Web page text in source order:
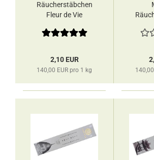
Räucherstäbchen
Fleur de Vie
2,10 EUR
140,00 EUR pro 1 kg